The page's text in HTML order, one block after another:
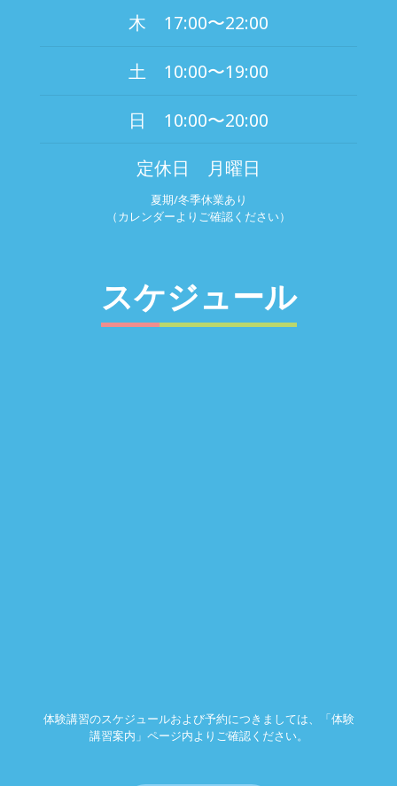
木 17:00〜22:00
土 10:00〜19:00
日 10:00〜20:00
定休日 月曜日
夏期/冬季休業あり
（カレンダーよりご確認ください）
スケジュール
体験講習のスケジュールおよび予約につきましては、「体験
講習案内」ページ内よりご確認ください。